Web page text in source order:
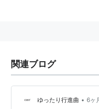
成人が発病すると重症化
学校伝染病なので、か
園）できない。
治療法は、抗ウイルス
関連ブログ
ゆったり行進曲 • 6ヶ